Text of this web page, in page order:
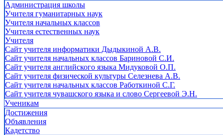
Администрация школы
Учителя гуманитарных наук
Учителя начальных классов
Учителя естественных наук
Учителя
Cайт учителя информатики Дыдыкиной А.В.
Сайт учителя начальных классов Бариновой С.И.
Сайт учителя английского языка Мидуковой О.П.
Сайт учителя физической культуры Селезнева А.В.
Сайт учителя начальных классов Работкиной С.Г.
Сайт учителя чувашского языка и слово Сергеевой Э.Н.
Ученикам
Достижения
Объявления
Кадетство